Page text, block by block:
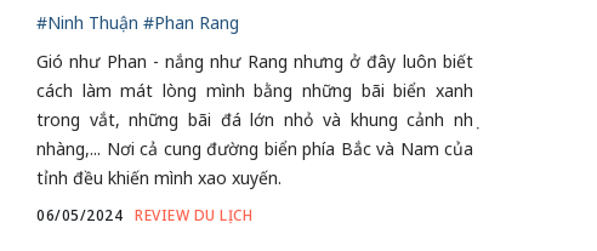
#Ninh Thuận #Phan Rang
Gió như Phan - nắng như Rang nhưng ở đây luôn biết
cách làm mát lòng mình bằng những bãi biển xanh
trong vắt, những bãi đá lớn nhỏ và khung cảnh nhẹ
nhàng,... Nơi cả cung đường biển phía Bắc và Nam của
tỉnh đều khiến mình xao xuyến.
06/05/2024 REVIEW DU LỊCH